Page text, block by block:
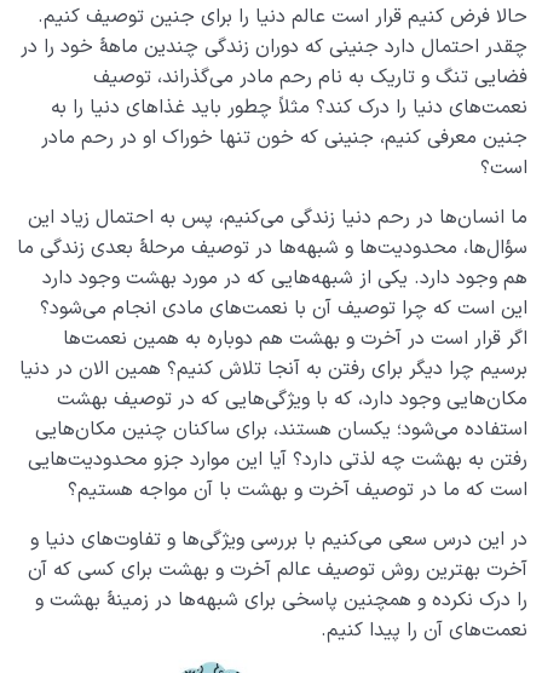
درهای بهشت چند تاست و هر یک مخصوص ورود چه
کسانی است؟
وسعت بهشت فرصت یا تهدید؛ چگونه ورود به بهشت
ممکن است برای ما به تهدید تبدیل شود؟
چیست؟
چرا شناختن ویژگی های بهشت برای انسانی که در مسیر
سلوک انسانی قرار دارد مهم است؟
آیا شوق بهشت در قلب شما جای گرفته است؛ چرا کسب این
شوق اهمیت دارد؟
ارتباط قلب سلیم و بهشت چیست؟ چرا سلامت قلب کلید
ورود به بهشت است؟
تخیل بهشت؛ چگونه یک تمرین ساده می تواند زندگی ما را
دگرگون کند؟
بررسی 7 نشانه از نشانه های فسق و راه هایی برای رهایی از
آن
تظاهر به دینداری یا دینداری اصیل؛ تحلیلی بر تفاوت میان
حالا فرض کنیم قرار است عالم دنیا را برای جنین توصیف‌ کنیم.
چقدر احتمال دارد جنینی که دوران زندگی چندین ماهۀ خود را در
فضایی تنگ و تاریک به نام رحم مادر می‌گذراند، توصیف
نعمت‌های دنیا را درک کند؟ مثلاً چطور باید غذاهای دنیا را به
جنین معرفی کنیم، جنینی که خون تنها خوراک او در رحم مادر
است؟
ما انسان‌ها در رحم دنیا زندگی می‌کنیم، پس به احتمال زیاد این
سؤال‌ها، محدودیت‌ها و شبهه‌ها در توصیف مرحلۀ بعدی زندگی ما
هم وجود دارد. یکی از شبهه‌هایی که در مورد بهشت وجود دارد
این است که چرا توصیف آن با نعمت‌های مادی انجام می‌شود؟
اگر قرار است در آخرت و بهشت هم دوباره به همین نعمت‌ها
برسیم چرا دیگر برای رفتن به آنجا تلاش کنیم؟ همین الان در دنیا
مکان‌هایی وجود دارد، که با ویژگی‌هایی که در توصیف بهشت
استفاده می‌شود؛ یکسان هستند، برای ساکنان چنین مکان‌هایی
رفتن به بهشت چه لذتی دارد؟ آیا این موارد جزو محدودیت‌هایی
است که ما در توصیف آخرت و بهشت با آن مواجه هستیم؟
در این درس سعی می‌کنیم با بررسی ویژگی‌ها و تفاوت‌های دنیا و
آخرت بهترین روش توصیف عالم آخرت و بهشت برای کسی که آن
را درک نکرده و همچنین پاسخی برای شبهه‌ها در زمینۀ بهشت و
نعمت‌های آن را پیدا کنیم.